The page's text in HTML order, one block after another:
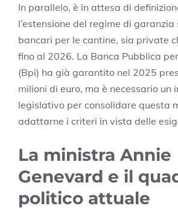
In parallelo, è in attesa di
l’estensione del regime di
bancari per le cantine, sia private
fino al 2026. La Banca Pubblica
(Bpi) ha già garantito nel 2025
milioni di euro, ma è necessario un
legislativo per consolidare questa
adattarne i criteri in vista delle
La ministra Annie
Genevard e il
politico attuale